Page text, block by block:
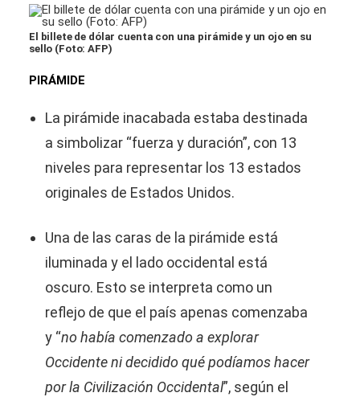
El billete de dólar cuenta con una pirámide y un ojo en su
sello (Foto: AFP)
PIRÁMIDE
La pirámide inacabada estaba destinada
a simbolizar “fuerza y duración”, con 13
niveles para representar los 13 estados
originales de Estados Unidos.
Una de las caras de la pirámide está
iluminada y el lado occidental está
oscuro. Esto se interpreta como un
reflejo de que el país apenas comenzaba
y “no había comenzado a explorar
Occidente ni decidido qué podíamos hacer
por la Civilización Occidental”, según el